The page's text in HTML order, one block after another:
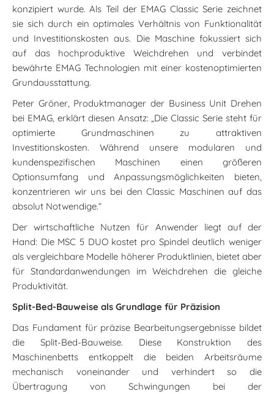
konzipiert wurde. Als Teil der EMAG Classic Serie zeichnet
sie sich durch ein optimales Verhältnis von Funktionalität
und Investitionskosten aus. Die Maschine fokussiert sich
auf das hochproduktive Weichdrehen und verbindet
bewährte EMAG Technologien mit einer kostenoptimierten
Grundausstattung.
Peter Gröner, Produktmanager der Business Unit Drehen
bei EMAG, erklärt diesen Ansatz: „Die Classic Serie steht für
optimierte Grundmaschinen zu attraktiven
Investitionskosten. Während unsere modularen und
kundenspezifischen Maschinen einen größeren
Optionsumfang und Anpassungsmöglichkeiten bieten,
konzentrieren wir uns bei den Classic Maschinen auf das
absolut Notwendige.“
Der wirtschaftliche Nutzen für Anwender liegt auf der
Hand: Die MSC 5 DUO kostet pro Spindel deutlich weniger
als vergleichbare Modelle höherer Produktlinien, bietet aber
für Standardanwendungen im Weichdrehen die gleiche
Produktivität.
Split-Bed-Bauweise als Grundlage für Präzision
Das Fundament für präzise Bearbeitungsergebnisse bildet
die Split-Bed-Bauweise. Diese Konstruktion des
Maschinenbetts entkoppelt die beiden Arbeitsräume
mechanisch voneinander und verhindert so die
Übertragung von Schwingungen bei der